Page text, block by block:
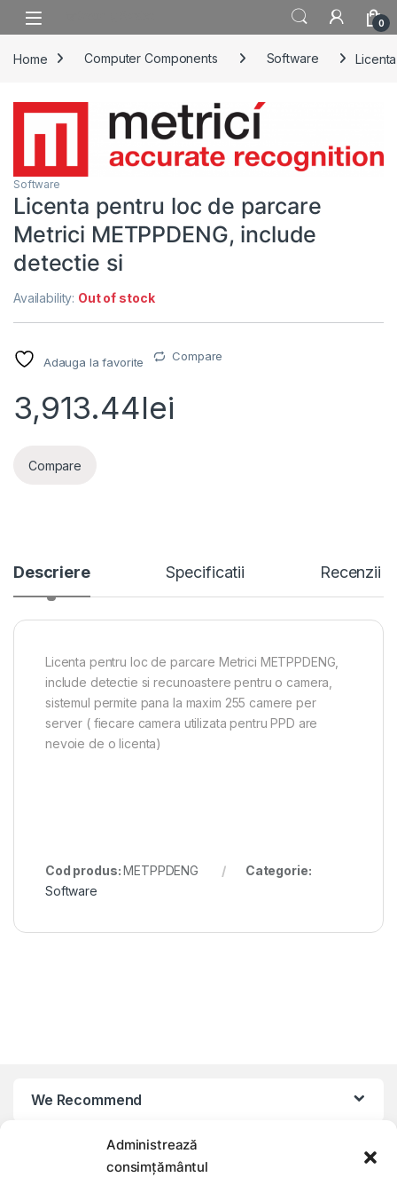
Administrează
consimțământul
Skip to navigation
Skip to content
0
Home Computer Components Software
Software
Licenta pentru loc de parcare
Metrici METPPDENG, include
detectie si
Availability: Out of stock
Adauga la favorite Compare
3,913.44lei
Compare
Descriere Specificatii Recenzii
Licenta pentru loc de parcare Metrici METPPDENG,
include detectie si recunoastere pentru o camera,
sistemul permite pana la maxim 255 camere per
server ( fiecare camera utilizata pentru PPD are
nevoie de o licenta)
Cod produs:METPPDENG
Categorie:
Software
We Recommend
My Account